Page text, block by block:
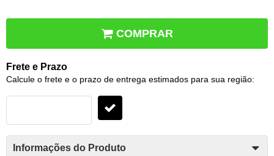
COMPRAR
Frete e Prazo
Calcule o frete e o prazo de entrega estimados para sua região:
Informações do Produto